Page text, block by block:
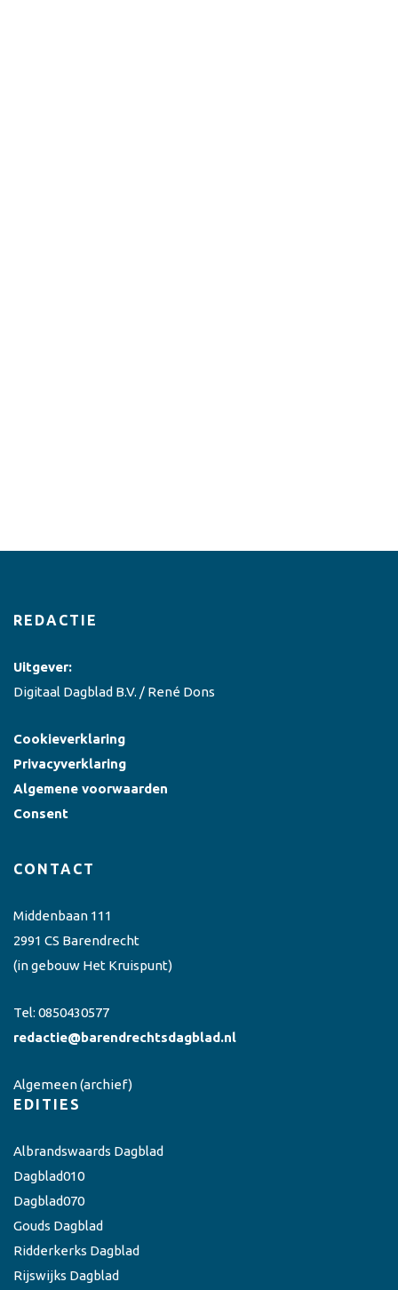
REDACTIE
Uitgever:
Digitaal Dagblad B.V. / René Dons
Cookieverklaring
Privacyverklaring
Algemene voorwaarden
Consent
CONTACT
Middenbaan 111
2991 CS Barendrecht
(in gebouw Het Kruispunt)
Tel: 0850430577
redactie@barendrechtsdagblad.nl
Algemeen(archief)
EDITIES
Albrandswaards Dagblad
Dagblad010
Dagblad070
Gouds Dagblad
Ridderkerks Dagblad
Rijswijks Dagblad